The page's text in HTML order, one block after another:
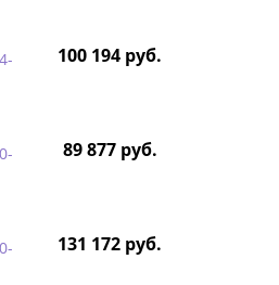
100 194 руб.
89 877 руб.
131 172 руб.